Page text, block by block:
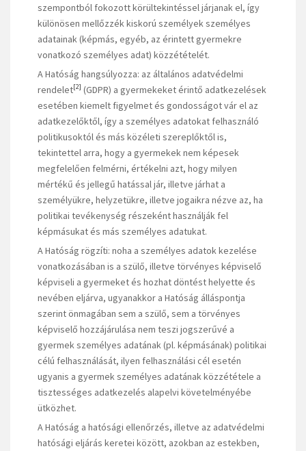
szempontból fokozott körültekintéssel járjanak el, így
különösen mellőzzék kiskorú személyek személyes
adatainak (képmás, egyéb, az érintett gyermekre
vonatkozó személyes adat) közzétételét.
A Hatóság hangsúlyozza: az általános adatvédelmi
rendelet[2] (GDPR) a gyermekeket érintő adatkezelések
esetében kiemelt figyelmet és gondosságot vár el az
adatkezelőktől, így a személyes adatokat felhasználó
politikusoktól és más közéleti szereplőktől is,
tekintettel arra, hogy a gyermekek nem képesek
megfelelően felmérni, értékelni azt, hogy milyen
mértékű és jellegű hatással jár, illetve járhat a
személyükre, helyzetükre, illetve jogaikra nézve az, ha
politikai tevékenység részeként használják fel
képmásukat és más személyes adatukat.
A Hatóság rögzíti: noha a személyes adatok kezelése
vonatkozásában is a szülő, illetve törvényes képviselő
képviseli a gyermeket és hozhat döntést helyette és
nevében eljárva, ugyanakkor a Hatóság álláspontja
szerint önmagában sem a szülő, sem a törvényes
képviselő hozzájárulása nem teszi jogszerűvé a
gyermek személyes adatának (pl. képmásának) politikai
célú felhasználását, ilyen felhasználási cél esetén
ugyanis a gyermek személyes adatának közzététele a
tisztességes adatkezelés alapelvi követelményébe
ütközhet.
A Hatóság a hatósági ellenőrzés, illetve az adatvédelmi
hatósági eljárás keretei között, azokban az estekben,